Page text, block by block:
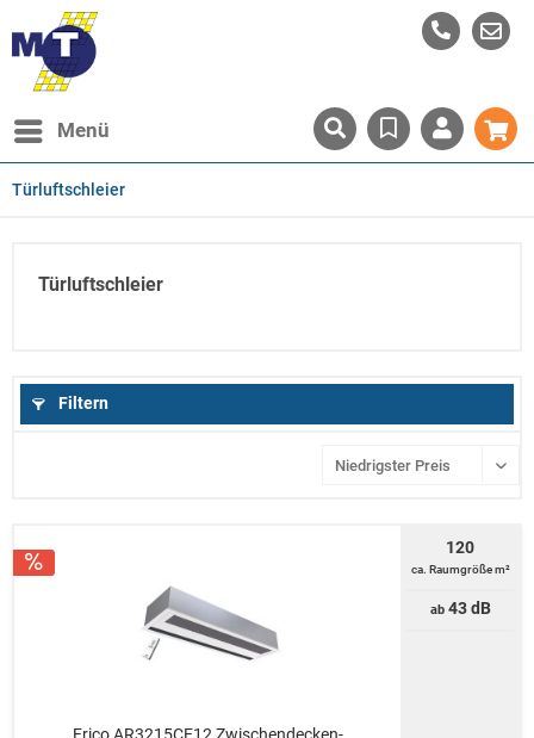
Menü
Türluftschleier
Türluftschleier
Filtern
120
ca. Raumgröße m²
ab43 dB